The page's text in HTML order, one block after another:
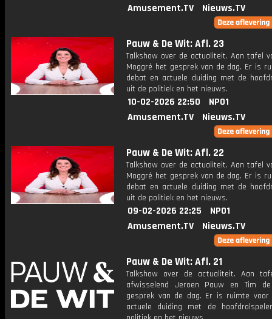
Amusement.TV
Nieuws.TV
Pauw & De Wit: Afl. 23
Talkshow over de actualiteit. Aan tafel
Moggré het gesprek van de dag. Er is
debat en actuele duiding met de
uit de politiek en het nieuws.
10-02-2026 22:50
NPO1
Amusement.TV
Nieuws.TV
Pauw & De Wit: Afl. 22
Talkshow over de actualiteit. Aan tafel
Moggré het gesprek van de dag. Er is
debat en actuele duiding met de
uit de politiek en het nieuws.
09-02-2026 22:25
NPO1
Amusement.TV
Nieuws.TV
Pauw & De Wit: Afl. 21
Talkshow over de actualiteit. Aan
afwisselend Jeroen Pauw en Tim
gesprek van de dag. Er is ruimte
actuele duiding met de